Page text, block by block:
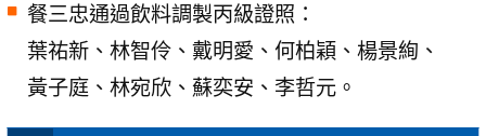
餐三忠通過飲料調製丙級證照：
葉祐新、林智伶、戴明愛、何柏穎、楊景絢、
黃子庭、林宛欣、蘇奕安、李哲元。